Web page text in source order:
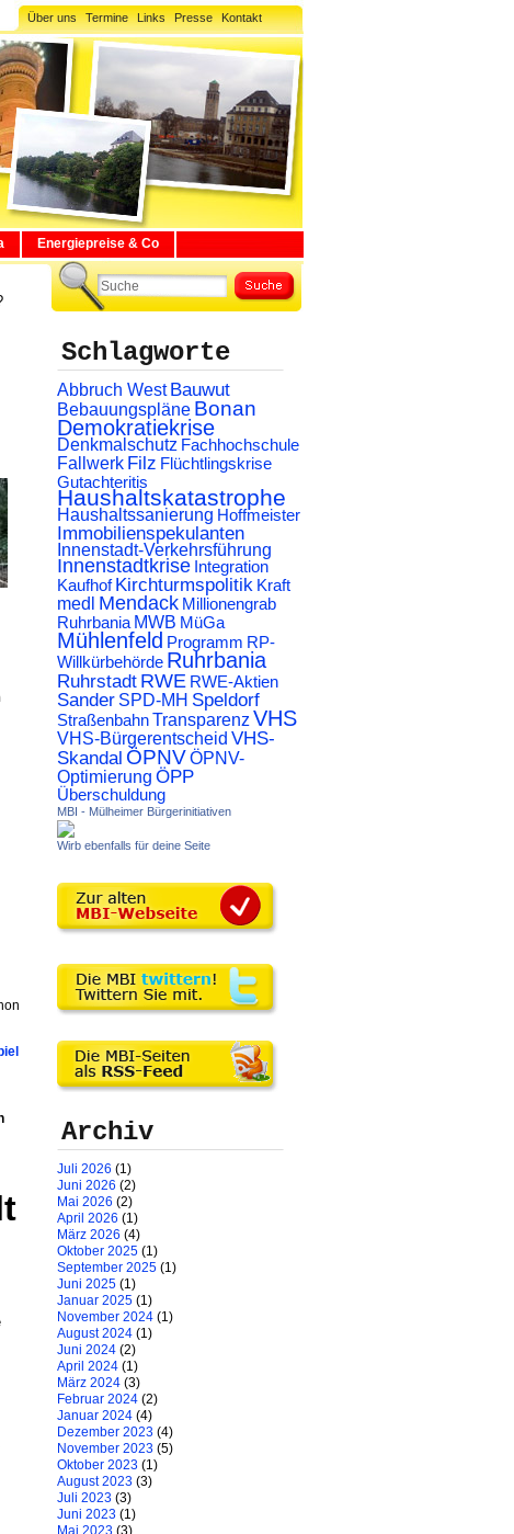
Über uns Termine Links Presse Kontakt
Energiepreise & Co
Schlagworte
Abbruch West Bauwut
Bebauungspläne Bonan
Demokratiekrise
Denkmalschutz Fachhochschule
Fallwerk Filz Flüchtlingskrise
Gutachteritis
Haushaltskatastrophe
Haushaltssanierung Hoffmeister
Immobilienspekulanten
Innenstadt-Verkehrsführung
Innenstadtkrise Integration
Kaufhof Kirchturmspolitik Kraft
medl Mendack Millionengrab
Ruhrbania MWB MüGa
Mühlenfeld Programm RP-
Willkürbehörde Ruhrbania
Ruhrstadt RWE RWE-Aktien
Sander SPD-MH Speldorf
StraßenbahnTransparenz VHS
VHS-Bürgerentscheid VHS-
Skandal ÖPNVÖPNV-
Optimierung ÖPP
Überschuldung
MBI - Mülheimer Bürgerinitiativen
Wirb ebenfalls für deine Seite
Archiv
Juli 2026 (1)
Juni 2026 (2)
Mai 2026 (2)
April 2026 (1)
März 2026 (4)
Oktober 2025 (1)
September 2025 (1)
Juni 2025 (1)
Januar 2025 (1)
November 2024 (1)
August 2024 (1)
Juni 2024 (2)
April 2024 (1)
März 2024 (3)
Februar 2024 (2)
Januar 2024 (4)
Dezember 2023 (4)
November 2023 (5)
Oktober 2023 (1)
August 2023 (3)
Juli 2023 (3)
Juni 2023 (1)
Mai 2023 (3)